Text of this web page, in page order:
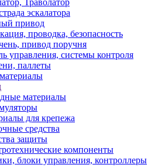
Траволатор
эскалатора
привод
проводка, безопасность
привод поручня
управления, системы контроля
паллеты
материалы
для крепежа
средства
защиты
компоненты
блоки управления, контроллеры